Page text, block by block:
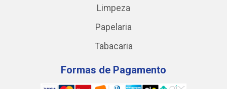
Limpeza
Papelaria
Tabacaria
Formas de Pagamento